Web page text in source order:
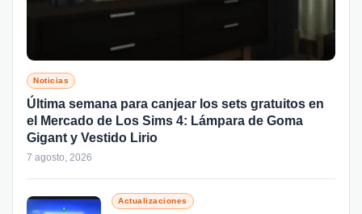
Noticias
Última semana para canjear los sets gratuitos en
el Mercado de Los Sims 4: Lámpara de Goma
Gigant y Vestido Lirio
7 agosto, 2026
Actualizaciones